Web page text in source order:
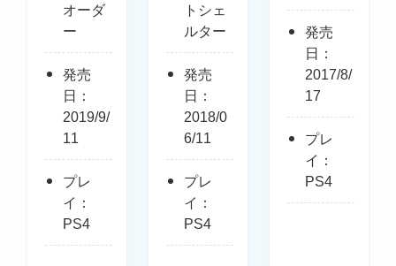
オーダ
ー
発売
日：
2019/9/
11
プレ
イ：
PS4
トシェ
ルター
発売
日：
2018/0
6/11
プレ
イ：
PS4
発売
日：
2017/8/
17
プレ
イ：
PS4